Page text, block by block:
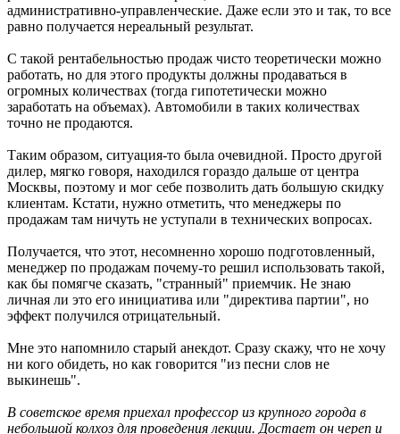
административно-управленческие. Даже если это и так, то все
равно получается нереальный результат.
С такой рентабельностью продаж чисто теоретически можно
работать, но для этого продукты должны продаваться в
огромных количествах (тогда гипотетически можно
заработать на объемах). Автомобили в таких количествах
точно не продаются.
Таким образом, ситуация-то была очевидной. Просто другой
дилер, мягко говоря, находился гораздо дальше от центра
Москвы, поэтому и мог себе позволить дать большую скидку
клиентам. Кстати, нужно отметить, что менеджеры по
продажам там ничуть не уступали в технических вопросах.
Получается, что этот, несомненно хорошо подготовленный,
менеджер по продажам почему-то решил использовать такой,
как бы помягче сказать, "странный" приемчик. Не знаю
личная ли это его инициатива или "директива партии", но
эффект получился отрицательный.
Мне это напомнило старый анекдот. Сразу скажу, что не хочу
ни кого обидеть, но как говорится "из песни слов не
выкинешь".
В советское время приехал профессор из крупного города в
небольшой колхоз для проведения лекции. Достает он череп и